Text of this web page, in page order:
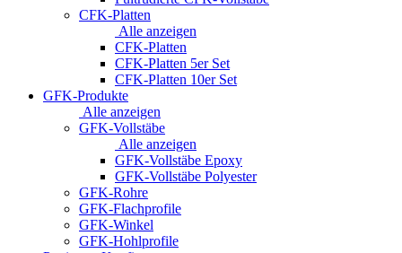
CFK-Platten
Alle anzeigen
CFK-Platten
CFK-Platten 5er Set
CFK-Platten 10er Set
GFK-Produkte
Alle anzeigen
GFK-Vollstäbe
Alle anzeigen
GFK-Vollstäbe Epoxy
GFK-Vollstäbe Polyester
GFK-Rohre
GFK-Flachprofile
GFK-Winkel
GFK-Hohlprofile